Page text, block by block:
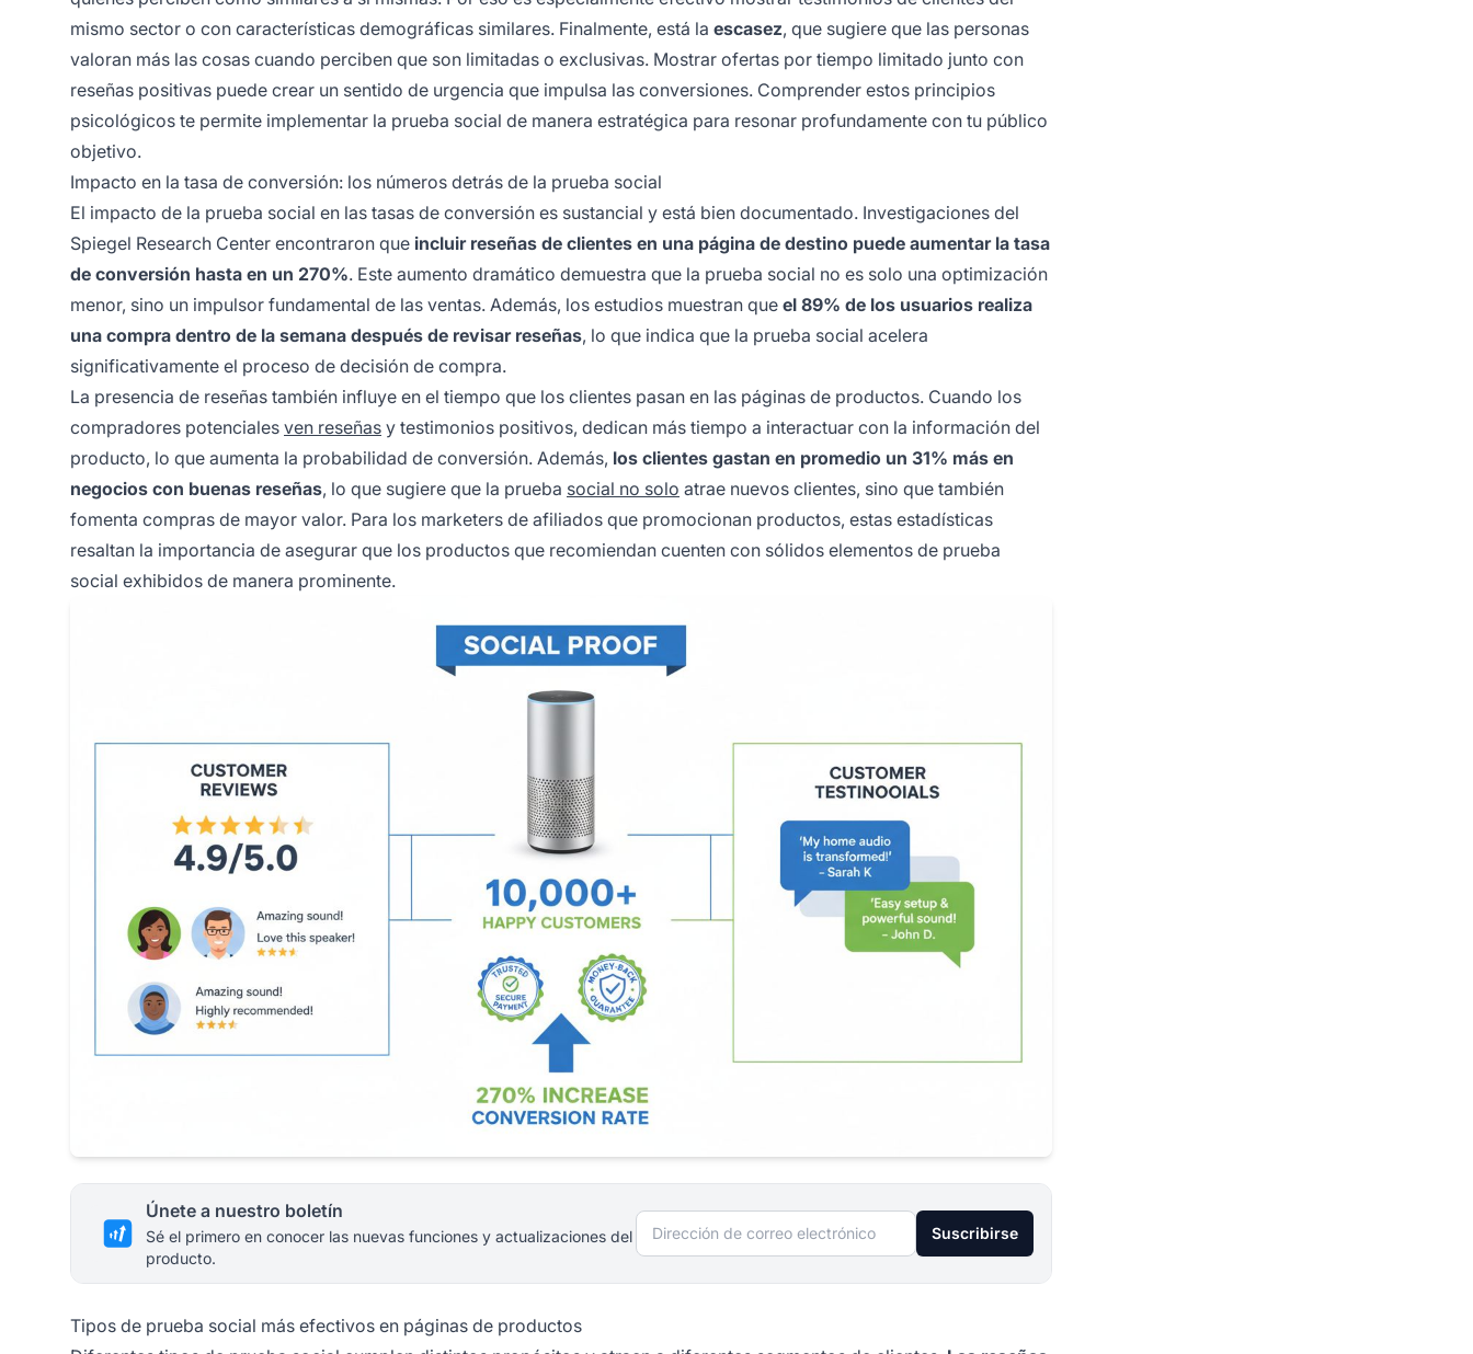
mismo sector o con características demográficas similares. Finalmente, está la escasez, que sugiere que las personas
valoran más las cosas cuando perciben que son limitadas o exclusivas. Mostrar ofertas por tiempo limitado junto con
reseñas positivas puede crear un sentido de urgencia que impulsa las conversiones. Comprender estos principios
psicológicos te permite implementar la prueba social de manera estratégica para resonar profundamente con tu público
objetivo.
Impacto en la tasa de conversión: los números detrás de la prueba social
El impacto de la prueba social en las tasas de conversión es sustancial y está bien documentado. Investigaciones del
Spiegel Research Center encontraron que incluir reseñas de clientes en una página de destino puede aumentar la tasa
de conversión hasta en un 270%. Este aumento dramático demuestra que la prueba social no es solo una optimización
menor, sino un impulsor fundamental de las ventas. Además, los estudios muestran que el 89% de los usuarios realiza
una compra dentro de la semana después de revisar reseñas, lo que indica que la prueba social acelera
significativamente el proceso de decisión de compra.
La presencia de reseñas también influye en el tiempo que los clientes pasan en las páginas de productos. Cuando los
compradores potenciales ven reseñas y testimonios positivos, dedican más tiempo a interactuar con la información del
producto, lo que aumenta la probabilidad de conversión. Además, los clientes gastan en promedio un 31% más en
negocios con buenas reseñas, lo que sugiere que la prueba social no solo atrae nuevos clientes, sino que también
fomenta compras de mayor valor. Para los marketers de afiliados que promocionan productos, estas estadísticas
resaltan la importancia de asegurar que los productos que recomiendan cuenten con sólidos elementos de prueba
social exhibidos de manera prominente.
Únete a nuestro boletín
Sé el primero en conocer las nuevas funciones y actualizaciones del
producto.
Dirección de correo electrónico Suscribirse
Tipos de prueba social más efectivos en páginas de productos